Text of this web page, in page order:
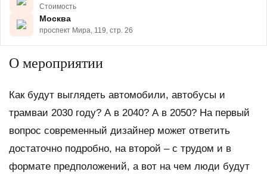
Стоимость
Москва
проспект Мира, 119, стр. 26
О мероприятии
Как будут выглядеть автомобили, автобусы и
трамваи 2030 году? А в 2040? А в 2050? На первый
вопрос современный дизайнер может ответить
достаточно подробно, на второй – с трудом и в
формате предположений, а вот на чем люди будут